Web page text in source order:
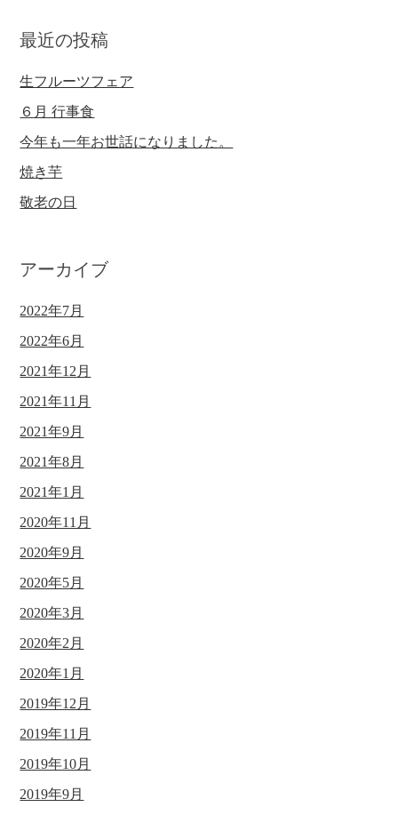
最近の投稿
生フルーツフェア
６月 行事食
今年も一年お世話になりました。
焼き芋
敬老の日
アーカイブ
2022年7月
2022年6月
2021年12月
2021年11月
2021年9月
2021年8月
2021年1月
2020年11月
2020年9月
2020年5月
2020年3月
2020年2月
2020年1月
2019年12月
2019年11月
2019年10月
2019年9月